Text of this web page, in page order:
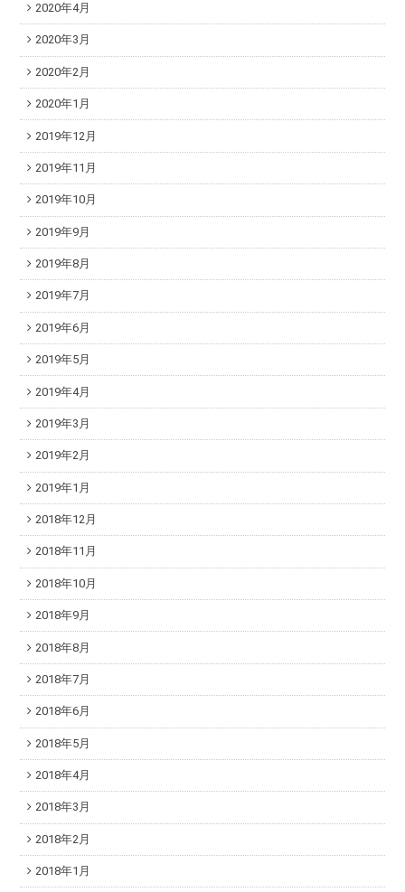
2020年4月
2020年3月
2020年2月
2020年1月
2019年12月
2019年11月
2019年10月
2019年9月
2019年8月
2019年7月
2019年6月
2019年5月
2019年4月
2019年3月
2019年2月
2019年1月
2018年12月
2018年11月
2018年10月
2018年9月
2018年8月
2018年7月
2018年6月
2018年5月
2018年4月
2018年3月
2018年2月
2018年1月